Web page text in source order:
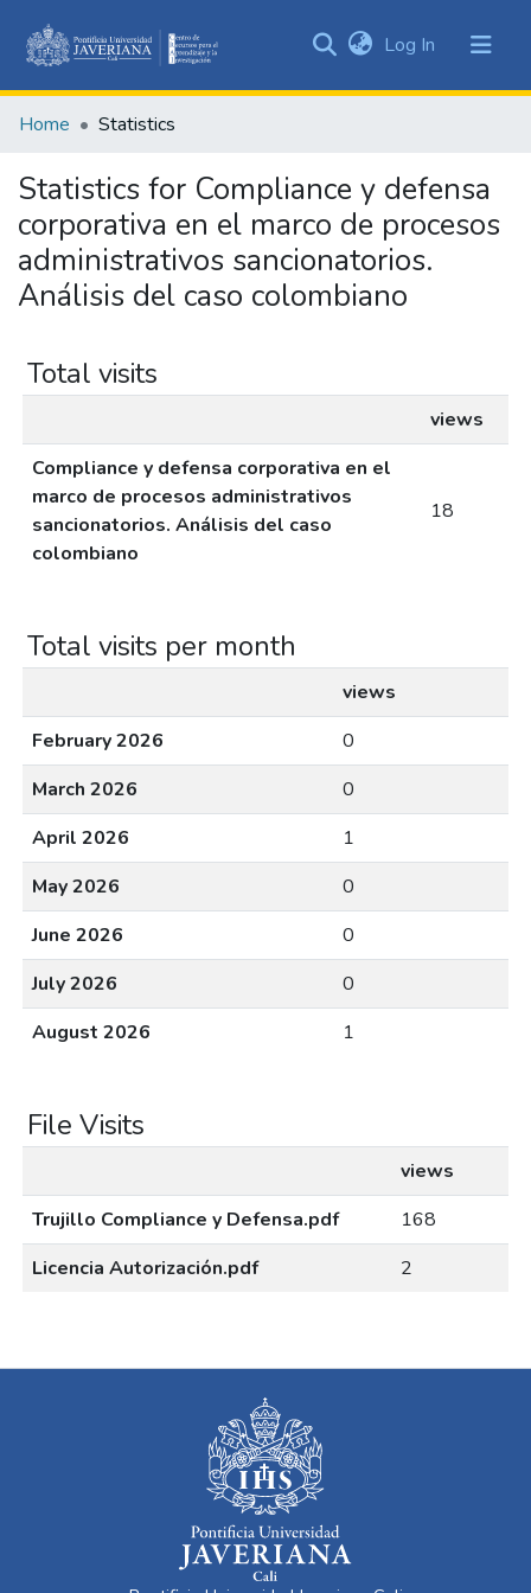
&
All of DSpace
Log In (current)
Home Statistics
Statistics for Compliance y defensa
corporativa en el marco de procesos
administrativos sancionatorios.
Análisis del caso colombiano
Total visits
views
Compliance y defensa corporativa en el
marco de procesos administrativos
sancionatorios. Análisis del caso
colombiano
18
Total visits per month
views
February 2026
0
March 2026
0
April 2026
1
May 2026
0
June 2026
0
July 2026
0
August 2026
1
File Visits
views
Trujillo Compliance y Defensa.pdf
168
Licencia Autorización.pdf
2